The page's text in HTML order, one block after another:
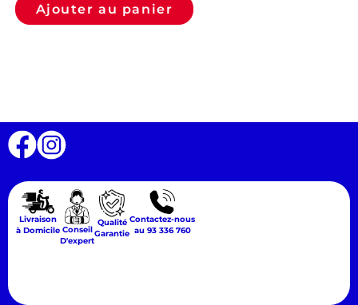
Ajouter au panier
Livraison
à Domicile Conseil
D'expert
Qualité
Garantie
Contactez-nous
au 93 336 760